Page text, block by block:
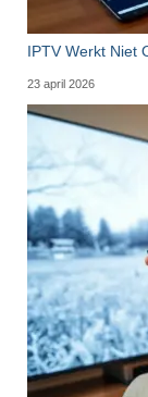
IPTV Werkt Niet
23 april 2026